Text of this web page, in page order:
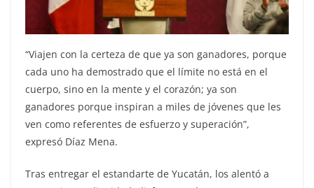
“Viajen con la certeza de que ya son ganadores, porque
cada uno ha demostrado que el límite no está en el
cuerpo, sino en la mente y el corazón; ya son
ganadores porque inspiran a miles de jóvenes que les
ven como referentes de esfuerzo y superación”,
expresó Díaz Mena.
Tras entregar el estandarte de Yucatán, los alentó a